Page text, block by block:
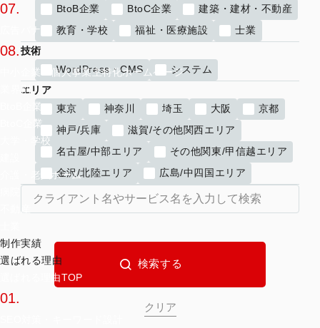
07.
広告バナー
08.
中小企業・個人事業主特化ホームページ
業界別
BtoB企業
BtoC企業
大学・学校
介護・老人ホーム
不動産
制作実績
選ばれる理由
選ばれる理由TOP
01.
BtoB企業
BtoC企業
建築・建材・不動産
教育・学校
福祉・医療施設
士業
技術
WordPress・CMS
システム
エリア
東京
神奈川 埼玉 大阪
京都
神戸/兵庫
滋賀/その他関西エリア
名古屋/中部エリア
その他関東/甲信越エリア
金沢/北陸エリア
広島/中四国エリア